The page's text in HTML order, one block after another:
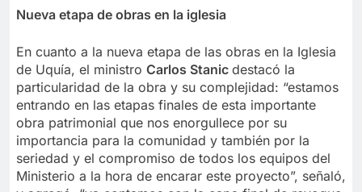
Nueva etapa de obras en la iglesia
En cuanto a la nueva etapa de las obras en la Iglesia
de Uquía, el ministro Carlos Stanic destacó la
particularidad de la obra y su complejidad: “estamos
entrando en las etapas finales de esta importante
obra patrimonial que nos enorgullece por su
importancia para la comunidad y también por la
seriedad y el compromiso de todos los equipos del
Ministerio a la hora de encarar este proyecto”, señaló,